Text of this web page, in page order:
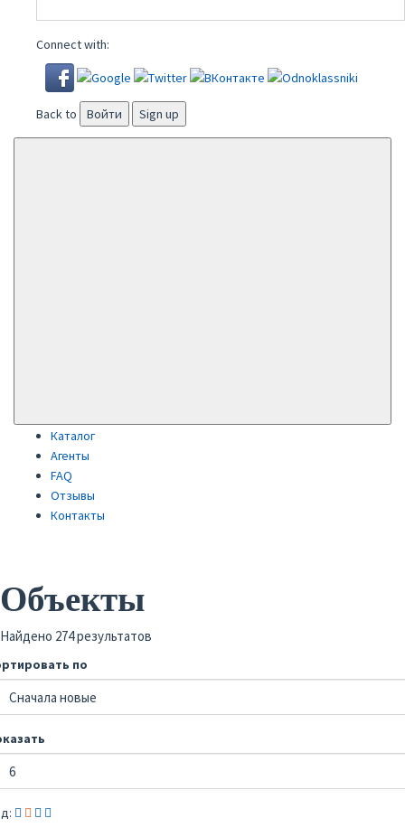
Connect with:
Back to Войти Sign up
Каталог
Агенты
FAQ
Отзывы
Контакты
Объекты
Найдено 274 результатов
по